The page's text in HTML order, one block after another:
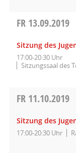
FR 13.09.2019
Sitzung des
17:00-20:30 Uhr
Sitzungssaal des
FR 11.10.2019
Sitzung des
17:00-20:30 Uhr